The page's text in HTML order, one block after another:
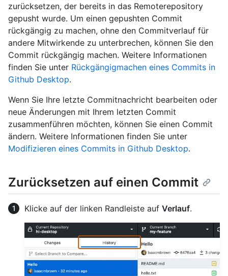
zurücksetzen, der bereits in das Remoterepository
gepusht wurde. Um einen gepushten Commit
rückgängig zu machen, ohne den Commitverlauf für
andere Mitwirkende zu unterbrechen, können Sie den
Commit rückgängig machen. Weitere Informationen
finden Sie unter Rückgängigmachen eines Commits in
Github Desktop.
Wenn Sie Ihre letzte Commitnachricht bearbeiten oder
neue Änderungen mit Ihrem letzten Commit
zusammenführen möchten, können Sie einen Commit
ändern. Weitere Informationen finden Sie unter
Modifizieren eines Commits in Github Desktop.
Zurücksetzen auf einen Commit
Klicke auf der linken Randleiste auf Verlauf.